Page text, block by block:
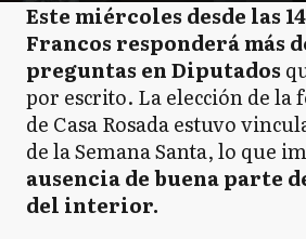
Este miércoles desde las
Francos responderá más
preguntas en Diputados
por escrito. La elección de la
de Casa Rosada estuvo
de la Semana Santa, lo que
ausencia de buena parte
del interior.